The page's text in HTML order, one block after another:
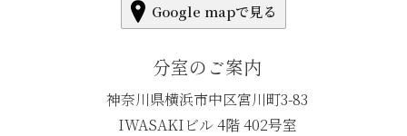
Google mapで見る
分室のご案内
神奈川県横浜市中区宮川町3-83
IWASAKIビル 4階 402号室